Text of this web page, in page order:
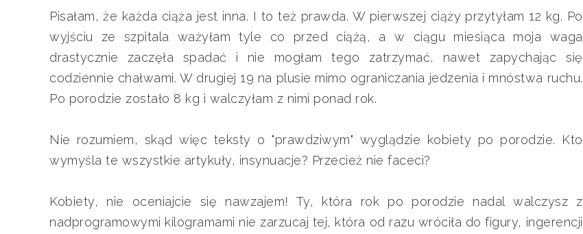
Pisałam, że każda ciąża jest inna. I to też prawda. W pierwszej ciąży przytyłam 12 kg. Po
wyjściu ze szpitala ważyłam tyle co przed ciążą, a w ciągu miesiąca moja waga
drastycznie zaczęła spadać i nie mogłam tego zatrzymać, nawet zapychając się
codziennie chałwami. W drugiej 19 na plusie mimo ograniczania jedzenia i mnóstwa ruchu.
Po porodzie zostało 8 kg i walczyłam z nimi ponad rok.
Nie rozumiem, skąd więc teksty o "prawdziwym" wyglądzie kobiety po porodzie. Kto
wymyśla te wszystkie artykuły, insynuacje? Przecież nie faceci?
Kobiety, nie oceniajcie się nawzajem! Ty, która rok po porodzie nadal walczysz z
nadprogramowymi kilogramami nie zarzucaj tej, która od razu wróciła do figury, ingerencji